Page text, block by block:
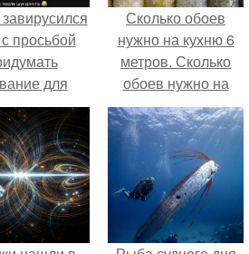
просьбой
для
Сколько обоев
нужно на кухню 6
метров. Сколько
обоев нужно на
комнату